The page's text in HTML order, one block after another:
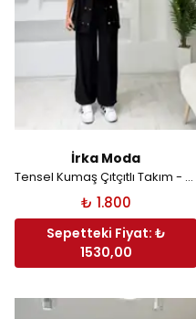
İrka Moda
Tensel Kumaş Çıtçıtlı Takım - Siyah
₺ 1.800
Sepetteki Fiyat: ₺
1530,00